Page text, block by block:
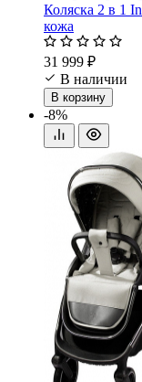
Коляска 2 в 1
кожа
31 999 ₽
В наличии
В корзину
-8%